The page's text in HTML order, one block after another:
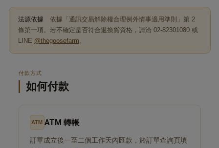
法源依據 依據「通訊交易解除權合理例外情事適用準則」第 2
條第一項。若不確定是否符合退換貨資格，請洽 02-82301080 或
LINE @thegoosefarm。
付款方式
如何付款
ATM ATM 轉帳
訂單成立後一至二個工作天內匯款，於訂單查詢頁填